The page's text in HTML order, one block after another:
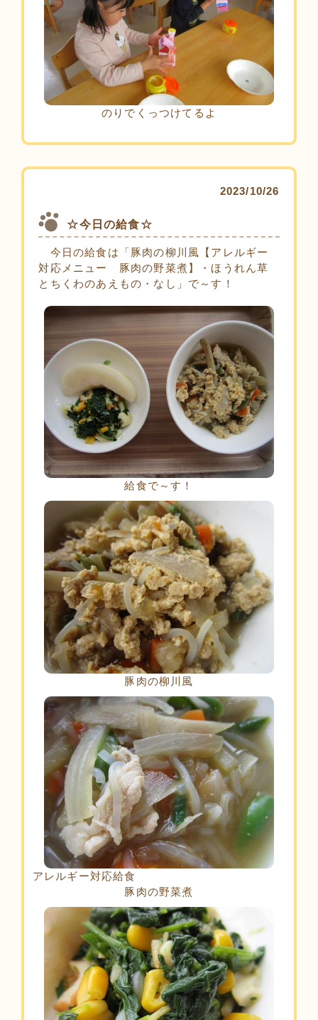
のりでくっつけてるよ
2023/10/26
☆今日の給食☆
今日の給食は「豚肉の柳川風【アレルギー
対応メニュー 豚肉の野菜煮】・ほうれん草
とちくわのあえもの・なし」で～す！
給食で～す！
豚肉の柳川風
アレルギー対応給食
豚肉の野菜煮